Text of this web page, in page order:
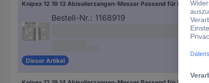
Knipex 12 19 13 Abisolierzangen-Messer Passend für Marke (Zangen) Knipex 12 12 13
Bestell-Nr.: 1168919
Dieser Artikel